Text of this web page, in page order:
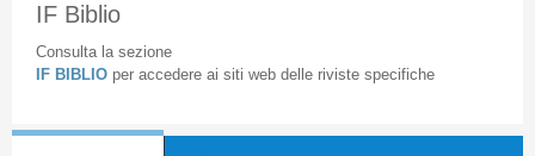
IF Biblio
Consulta la sezione
IF BIBLIO per accedere ai siti web delle riviste specifiche